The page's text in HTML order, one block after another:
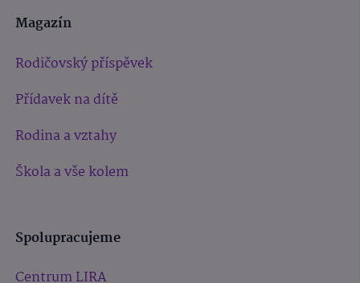
Magazín
Rodičovský příspěvek
Přídavek na dítě
Rodina a vztahy
Škola a vše kolem
Spolupracujeme
Centrum LIRA